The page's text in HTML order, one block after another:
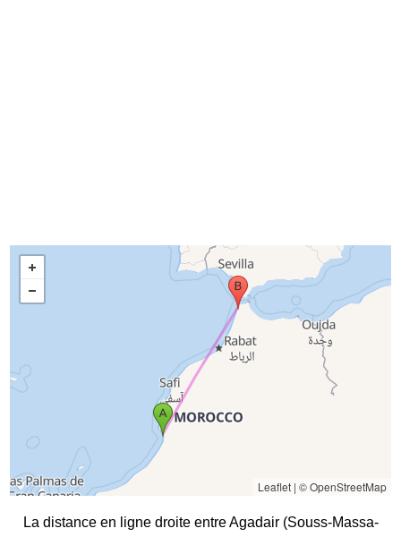
Leaflet| © OpenStreetMap
La distance en ligne droite entre Agadair (Souss-Massa-